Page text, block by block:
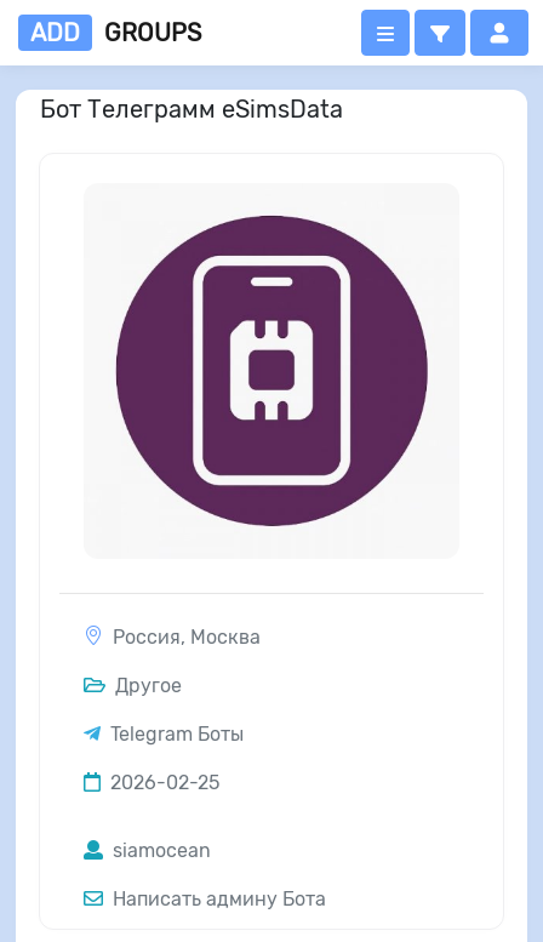
ADD GROUPS
Бот Телеграмм eSimsData
Россия, Москва
Другое
Telegram Боты
2026-02-25
siamocean
Написать админу Бота